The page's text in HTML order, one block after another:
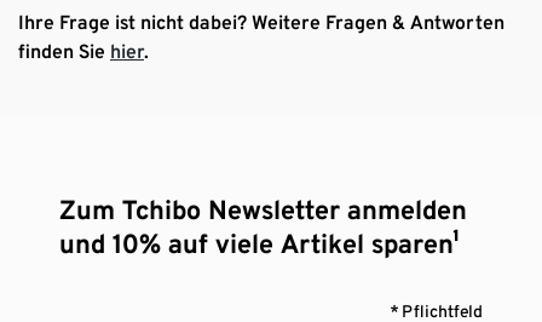
Ihre Frage ist nicht dabei? Weitere Fragen & Antworten
finden Sie hier.
Zum Tchibo Newsletter anmelden
und 10% auf viele Artikel sparen¹
* Pflichtfeld